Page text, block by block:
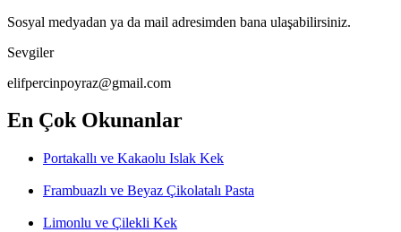
Sosyal medyadan ya da mail adresimden bana ulaşabilirsiniz.
Sevgiler
elifpercinpoyraz@gmail.com
En Çok Okunanlar
Portakallı ve Kakaolu Islak Kek
Frambuazlı ve Beyaz Çikolatalı Pasta
Limonlu ve Çilekli Kek